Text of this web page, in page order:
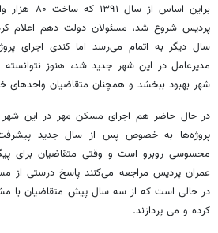
براین
پردیس شروع شد، مسئولان دولت دهم اعلام
سال دیگر به اتمام می‌رسد اما کندی اجرای
مدیرعامل در این شهر جدید شد، هنوز
شهر بهبود ببخشد و همچنان متقاضیان واحدهای
در حال حاضر هم اجرای مسکن مهر در این شهر
پروژه‌ها به خصوص پس از سال جدید پیشرفت
محسوسی روبرو است و وقتی متقاضیان برای
عمران پردیس مراجعه می‌کنند پاسخ درستی از
در حالی است که از سه سال پیش متقاضیان با
کرده و می پردازند.